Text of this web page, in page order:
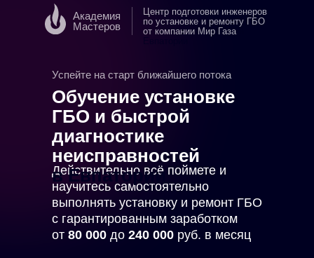
Действительно всё поймете и
научитесь самостоятельно
выполнять установку и ремонт ГБО
с гарантированным заработком
от 80 000 до 240 000 руб. в месяц
Обучение установке
ГБО и быстрой
диагностике
неисправностей
в Евпатории
Академия
Мастеров
Центр подготовки инженеров
по установке и ремонту ГБО
от компании Мир Газа
Успейте на старт ближайшего потока